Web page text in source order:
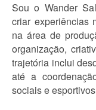
Sou o Wander
criar experiências
na área de
organização,
trajetória inclui
até a
sociais e